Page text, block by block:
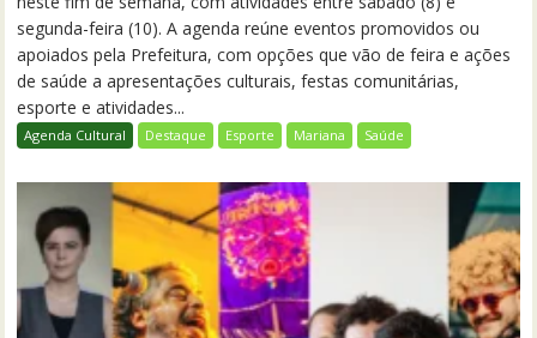
segunda-feira (10). A agenda reúne eventos promovidos ou
apoiados pela Prefeitura, com opções que vão de feira e ações
de saúde a apresentações culturais, festas comunitárias,
esporte e atividades...
Agenda Cultural Destaque Esporte Mariana Saúde